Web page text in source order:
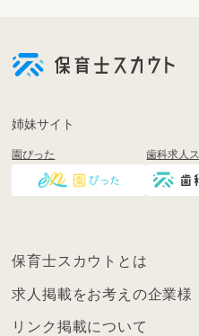
登
く
ン
姉妹サイト
園ぴった 歯科求人
保育士スカウトとは
求人掲載をお考えの企業様
リンク掲載について